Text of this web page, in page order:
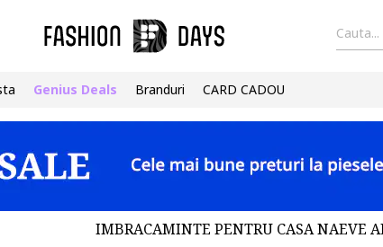
Cauta...
Genius Deals Branduri CARD CADOU
IMBRACAMINTE PENTRU CASA NAEVE